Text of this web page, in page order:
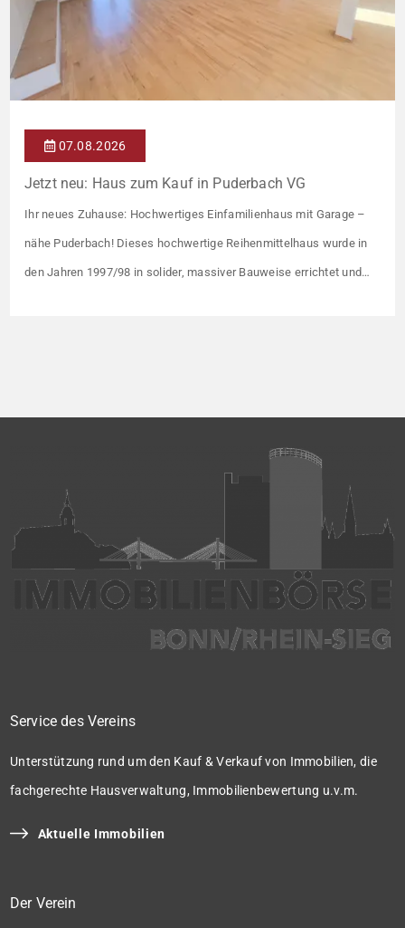
07.08.2026
Jetzt neu: Haus zum Kauf in Puderbach VG
Ihr neues Zuhause: Hochwertiges Einfamilienhaus mit Garage –
nähe Puderbach! Dieses hochwertige Reihenmittelhaus wurde in
den Jahren 1997/98 in solider, massiver Bauweise errichtet und
Der Verein
Service des Vereins
Unterstützung rund um den Kauf & Verkauf von Immobilien, die
fachgerechte Hausverwaltung, Immobilienbewertung u.v.m.
Aktuelle Immobilien